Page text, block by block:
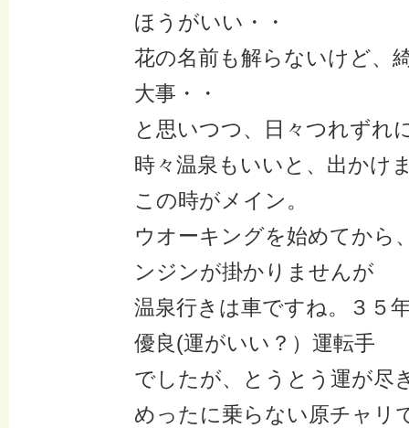
ほうがいい・・
花の名前も解らないけど、
大事・・
と思いつつ、日々つれずれ
時々温泉もいいと、出かけ
この時がメイン。
ウオーキングを始めてから
ンジンが掛かりませんが
温泉行きは車ですね。３５
優良(運がいい？）運転手
でしたが、とうとう運が尽
めったに乗らない原チャリ